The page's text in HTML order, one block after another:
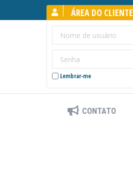
ÁREA DO CLIENTE
Lembrar-me
CONTATO